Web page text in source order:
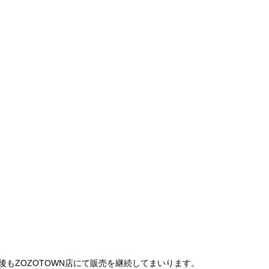
ZOZOTOWN店にて販売を継続してまいります。